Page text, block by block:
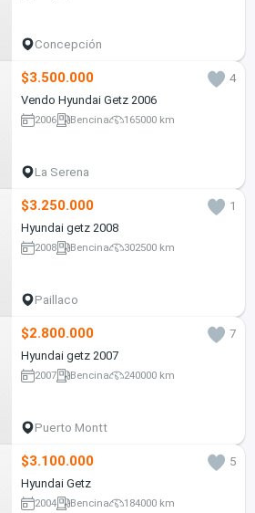
Concepción
$3.500.000
4
Vendo Hyundai Getz 2006
2006 Bencina 165000 km
La Serena
$3.250.000
1
Hyundai getz 2008
2008 Bencina 302500 km
Paillaco
$2.800.000
7
Hyundai getz 2007
2007 Bencina 240000 km
Puerto Montt
$3.100.000
5
Hyundai Getz
2004 Bencina 184000 km